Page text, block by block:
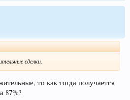
сделки.
то как тогда получается
87%?